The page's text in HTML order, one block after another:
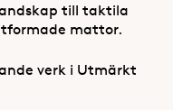
till taktila
mattor.
verk i Utmärkt